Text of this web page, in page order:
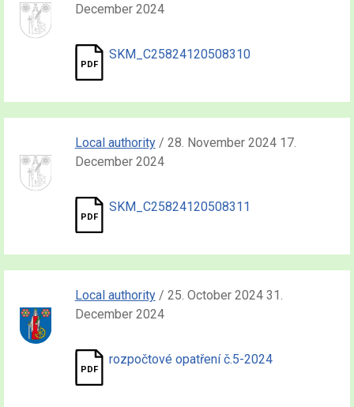
December 2024
SKM_C25824120508310
Local authority/ 28. November 2024 17.
December 2024
SKM_C25824120508311
Local authority/ 25. October 2024 31.
December 2024
rozpočtové opatření č.5-2024